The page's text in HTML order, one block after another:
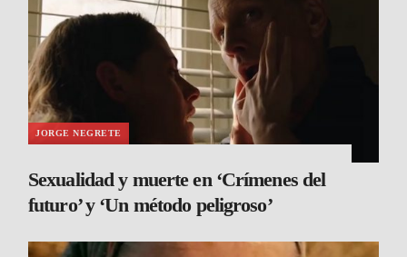
JORGE NEGRETE
Sexualidad y muerte en ‘Crímenes del
futuro’ y ‘Un método peligroso’